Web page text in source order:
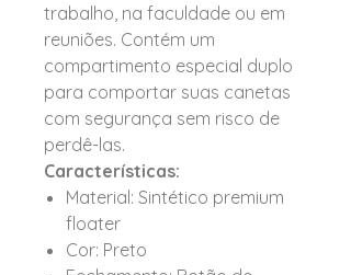
trabalho, na faculdade ou em
reuniões. Contém um
compartimento especial duplo
para comportar suas canetas
com segurança sem risco de
perdê-las.
Características:
Material: Sintético premium
floater
Cor: Preto